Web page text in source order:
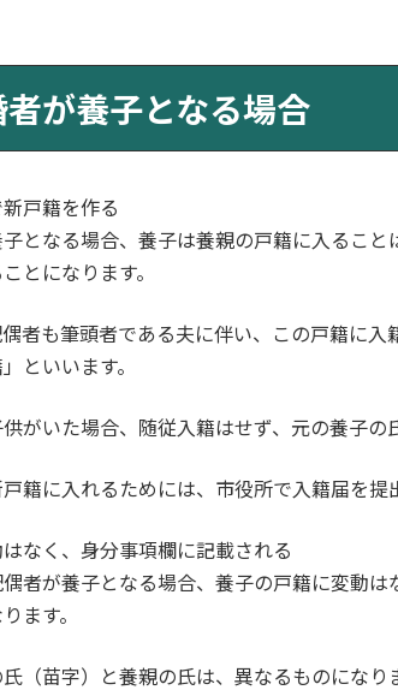
者が養子となる場合
新戸籍を作る
となる場合、養子は養親の戸籍に入るこ
とになります。
者も筆頭者である夫に伴い、この戸籍に入
といいます。
がいた場合、随従入籍はせず、元の養子の
籍に入れるためには、市役所で入籍届を提
はなく、身分事項欄に記載される
者が養子となる場合、養子の戸籍に変動
ます。
（苗字）と養親の氏は、異なるものになり